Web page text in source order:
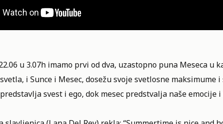
u 3.07h imamo prvi od dva, uzastopno puna Meseca u
i Sunce i Mesec, dosežu svoje svetlosne
svest i ego, dok mesec predstvalja naše emocije